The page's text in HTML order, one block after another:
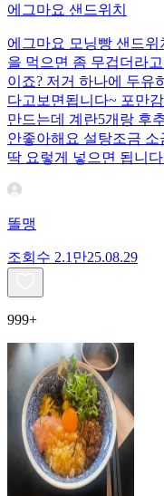
에그마요 샌드위치
에그마요 모닝빵 샌드
을 먹으면 좀 무겁더라
이죠? 저거 하나에 두유
다고보면됩니다~ 포만
만드는데 계란5개랑 후
안좋아해요 설탕조금
딱 요렇게 넣으면 됩니
똘맹
조회수 2.1만25.08.29
999+